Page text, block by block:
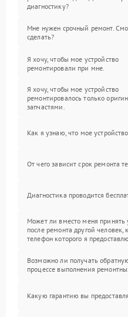
диагностику?
Мне нужен срочный ремонт.
сделать?
Я хочу, чтобы мое устройство
ремонтировали при мне.
Я хочу, чтобы мое устройство
ремонтировалось только
запчастями.
Как я узнаю, что мое
От чего зависит срок ремонта
Диагностика проводится
Может ли вместо меня принять
после ремонта другой человек,
телефон которого я
Возможно ли получать
процессе выполнения
Какую гарантию вы